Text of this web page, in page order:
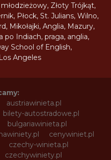
, Złoty Trójkąt,
, Płock,St. Julians,Wilno,
, Mikołajki,Anglia, Mazury,
po Indiach,praga, anglia,
School of English,
Los Angeles
austriawinieta.pl
bilety-autostradowe.pl
bulgariawinieta.pl
cenywiniet.pl
czechy-winieta.pl
czechywiniety.pl